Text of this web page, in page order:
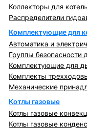
Коллекторы для
Распределители
Комплектующие для
Автоматика и
Группы безопасности
Комплектующие для
Комплекты
Механические
Котлы газовые
Котлы газовые
Котлы газовые